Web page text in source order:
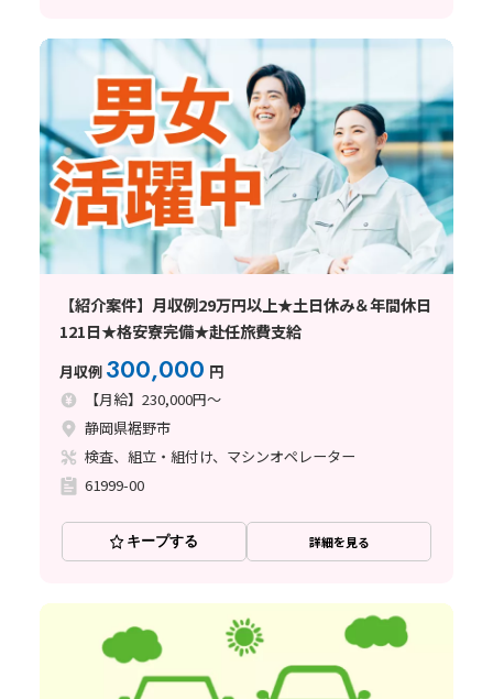
【紹介案件】月収例29万円以上★土日休み＆年間休日
121日★格安寮完備★赴任旅費支給
月収例 300,000 円
【月給】230,000円～
静岡県裾野市
検査、組立・組付け、マシンオペレーター
61999-00
キープする 詳細を見る